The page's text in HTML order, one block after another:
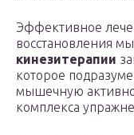
Эффективное
восстановления
кинезитерапии
которое
мышечную
комплекса